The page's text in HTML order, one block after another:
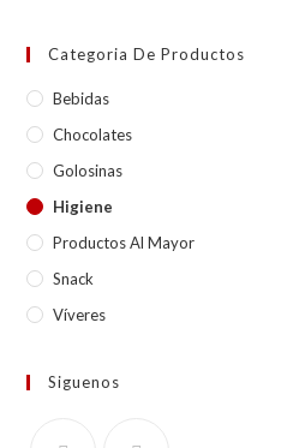
Categoria De Productos
Bebidas
Chocolates
Golosinas
Higiene
Productos Al Mayor
Snack
Víveres
Siguenos